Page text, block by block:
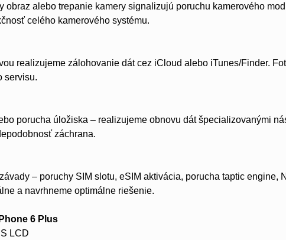
obraz alebo trepanie kamery signalizujú poruchu kamerového
celého kamerového systému.
realizujeme zálohovanie dát cez iCloud alebo iTunes/Finder.
servisu.
porucha úložiska – realizujeme obnovu dát špecializovanými
záchrana.
– poruchy SIM slotu, eSIM aktivácia, porucha taptic engine,
a navrhneme optimálne riešenie.
6 Plus
LCD